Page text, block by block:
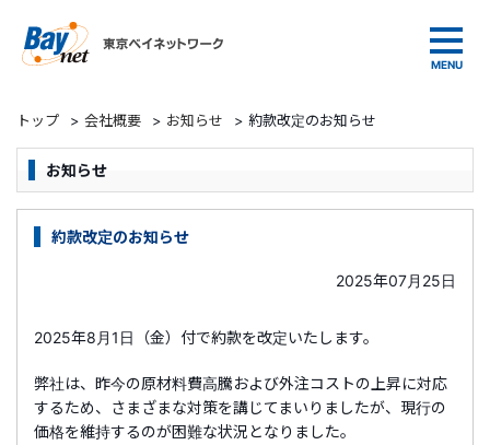
トップ > 会社概要 > お知らせ > 約款改定のお知らせ
お知らせ
約款改定のお知らせ
2025年07月25日
2025年8月1日（金）付で約款を改定いたします。
弊社は、昨今の原材料費高騰および外注コストの上昇に対応
するため、さまざまな対策を講じてまいりましたが、現行の
価格を維持するのが困難な状況となりました。